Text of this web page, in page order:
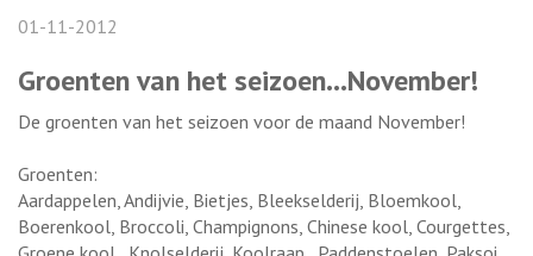
01-11-2012
Groenten van het seizoen...November!
De groenten van het seizoen voor de maand November!
Groenten:
Aardappelen, Andijvie, Bietjes, Bleekselderij, Bloemkool,
Boerenkool, Broccoli, Champignons, Chinese kool, Courgettes,